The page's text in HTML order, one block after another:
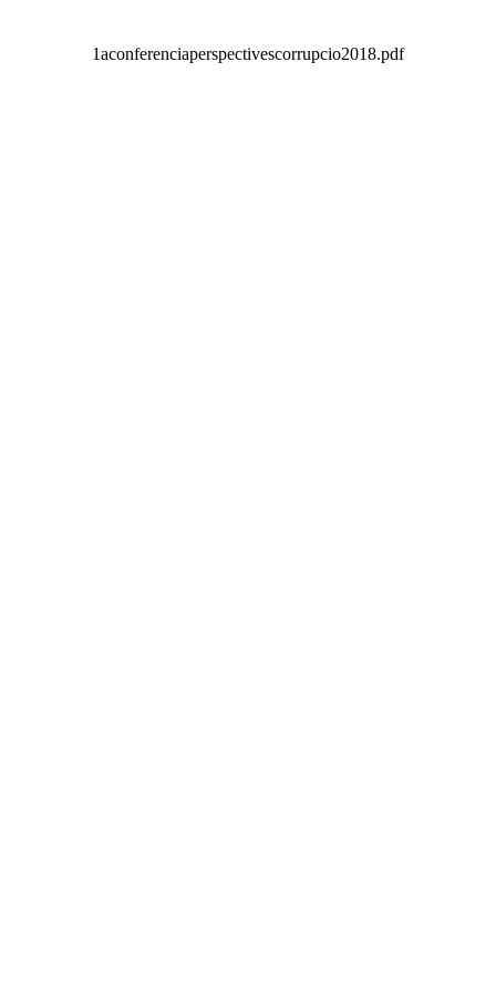
1aconferenciaperspectivescorrupcio2018.pdf